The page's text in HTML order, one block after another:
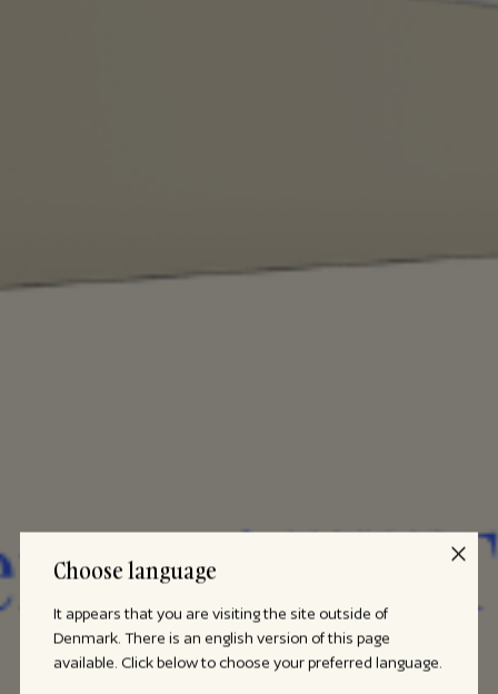
Choose language
It appears that you are visiting the site outside of
Denmark. There is an english version of this page
available. Click below to choose your preferred language.